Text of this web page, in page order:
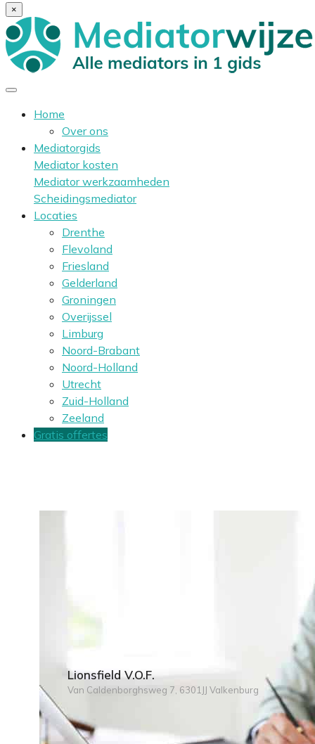
×
Home
Over ons
Mediatorgids
Mediator kosten
Mediator werkzaamheden
Scheidingsmediator
Locaties
Drenthe
Flevoland
Friesland
Gelderland
Groningen
Overijssel
Limburg
Noord-Brabant
Noord-Holland
Utrecht
Zuid-Holland
Zeeland
Gratis offertes
Lionsfield V.O.F.
Van Caldenborghsweg 7, 6301JJ Valkenburg